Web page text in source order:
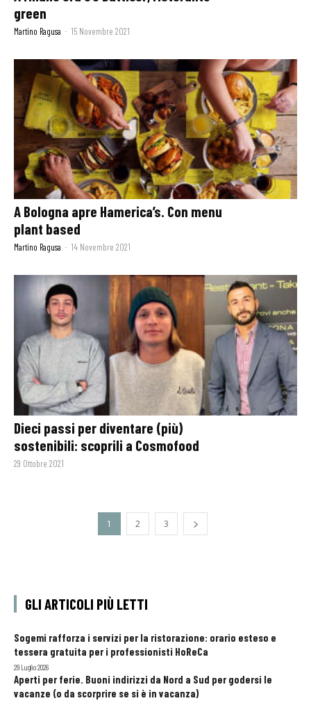
green
Martino Ragusa - 15 Novembre 2021
A Bologna apre Hamerica’s. Con menu
plant based
Martino Ragusa - 14 Novembre 2021
Dieci passi per diventare (più)
sostenibili: scoprili a Cosmofood
29 Ottobre 2021
1 2 3
GLI ARTICOLI PIÙ LETTI
Sogemi rafforza i servizi per la ristorazione: orario esteso e
tessera gratuita per i professionisti HoReCa
29 Luglio 2026
Aperti per ferie. Buoni indirizzi da Nord a Sud per godersi le
vacanze (o da scorprire se si è in vacanza)